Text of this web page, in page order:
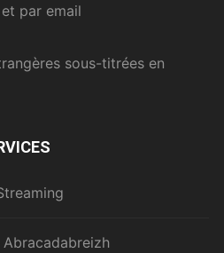
par email
sous-titrées en